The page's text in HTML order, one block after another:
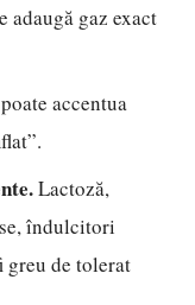
adaugă gaz exact
accentua
Lactoză,
îndulcitori
de tolerat